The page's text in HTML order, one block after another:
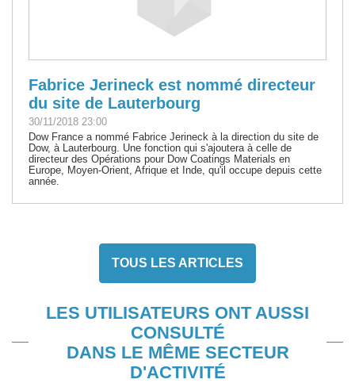
Fabrice Jerineck est nommé directeur
du site de Lauterbourg
30/11/2018 23:00
Dow France a nommé Fabrice Jerineck à la direction du site de
Dow, à Lauterbourg. Une fonction qui s'ajoutera à celle de
directeur des Opérations pour Dow Coatings Materials en
Europe, Moyen-Orient, Afrique et Inde, qu'il occupe depuis cette
année.
TOUS LES ARTICLES
LES UTILISATEURS ONT AUSSI
CONSULTÉ
DANS LE MÊME SECTEUR
D'ACTIVITÉ